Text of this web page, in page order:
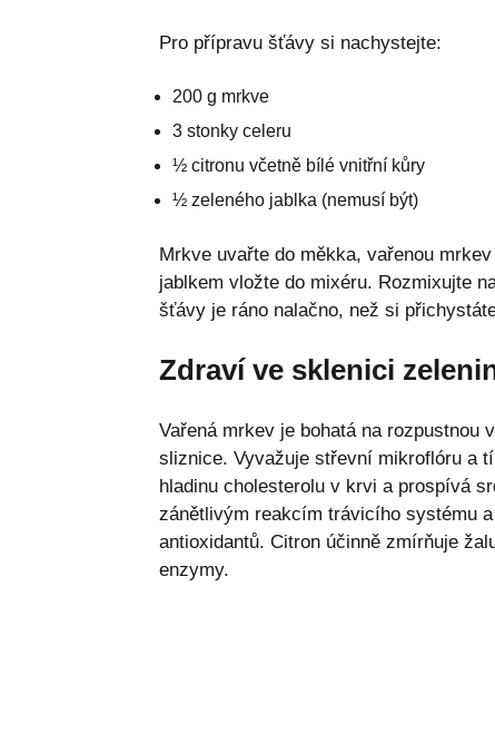
Pro přípravu šťávy si nachystejte:
200 g mrkve
3 stonky celeru
½ citronu včetně bílé vnitřní kůry
½ zeleného jablka (nemusí být)
Mrkve uvařte do měkka, vařenou
jablkem vložte do mixéru. Rozmixujte
šťávy je ráno nalačno, než si
Zdraví ve sklenici
Vařená mrkev je bohatá na rozpustnou
sliznice. Vyvažuje střevní mikroflóru a
hladinu cholesterolu v krvi a prospívá
zánětlivým reakcím trávicího systému
antioxidantů. Citron účinně zmírňuje
enzymy.